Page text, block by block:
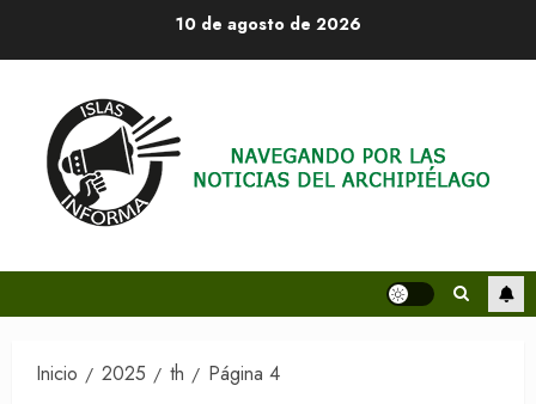
10 de agosto de 2026
Inicio 2025 th Página 4